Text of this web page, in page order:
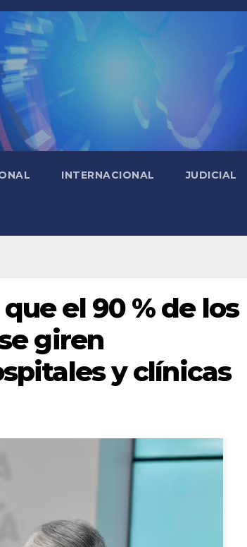
INTERNACIONAL JUDICIAL
el 90 % de los
giren
y clínicas